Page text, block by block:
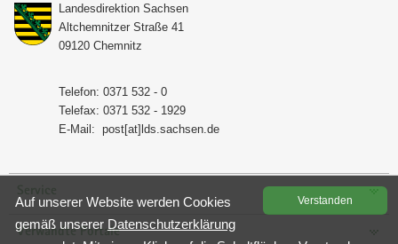
Lan­des­di­rek­ti­on Sach­sen
Alt­chem­nit­zer Stra­ße 41
09120 Chem­nitz
Te­le­fon: 0371 532 - 0
Te­le­fax: 0371 532 - 1929
E-​Mail: post[at]lds.sach­sen.de
Verwandte Portale
Ver­stan­den
Auf un­se­rer Web­site wer­den Coo­kies
gemäß un­se­rer Da­ten­schutz­er­klä­rung